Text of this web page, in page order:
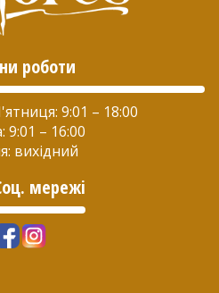
вибрати
сторінці
товару
роботи
9:01 – 18:00
9:01 – 16:00
вихідний
мережі